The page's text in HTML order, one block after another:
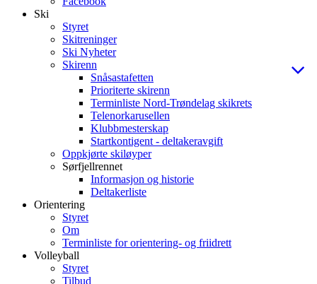
Ski
Styret
Skitreninger
Ski Nyheter
Skirenn
Snåsastafetten
Prioriterte skirenn
Terminliste Nord-Trøndelag skikrets
Telenorkarusellen
Klubbmesterskap
Startkontigent - deltakeravgift
Oppkjørte skiløyper
Sørfjellrennet
Informasjon og historie
Deltakerliste
Orientering
Styret
Om
Terminliste for orientering- og friidrett
Volleyball
Styret
Tilbud